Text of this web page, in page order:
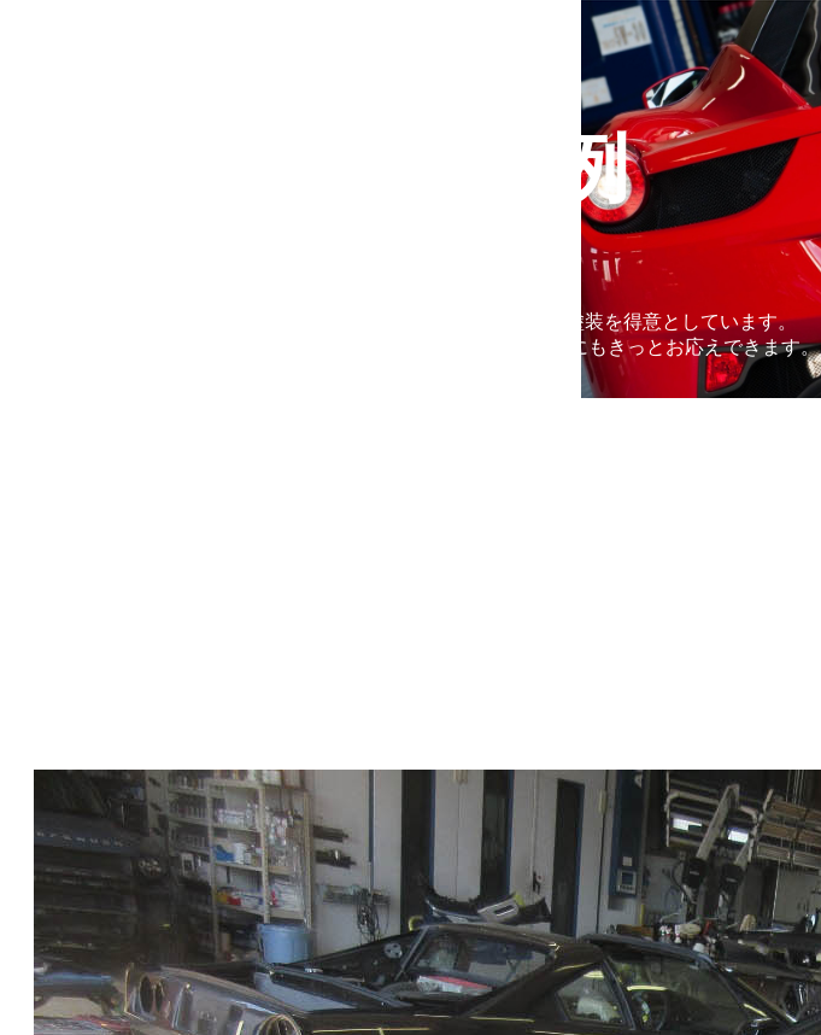
輸入車の施工事例
STEP MOTORSでは、国産車のみならず、輸入車の鈑金・修理・塗装を得意としています。
世界のほぼ全てのメーカーに対応しているから、あなたのご要望にもきっとお応えできます。